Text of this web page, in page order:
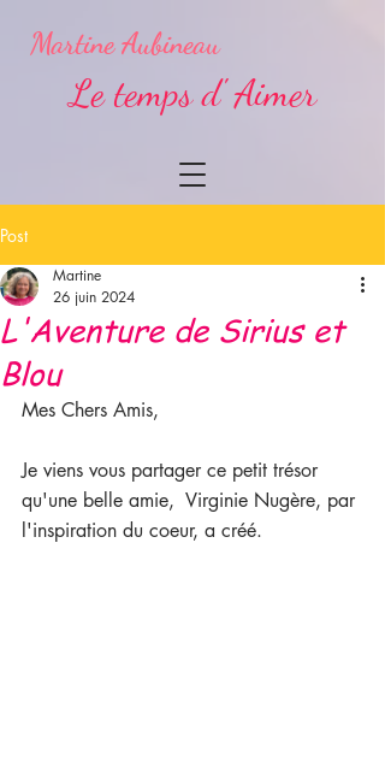
Martine Aubineau
Le temps d' Aimer
Post
L'Aventure de Sirius et
Blou
Martine
26 juin 2024
Mes Chers Amis,
Je viens vous partager ce petit trésor
qu'une belle amie,  Virginie Nugère, par
l'inspiration du coeur, a créé.